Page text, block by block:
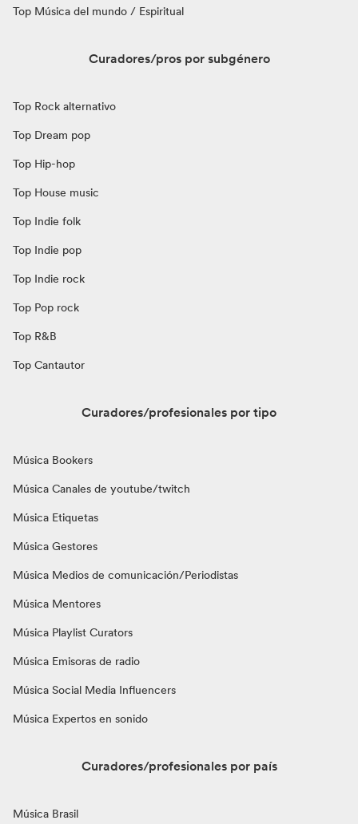
Top Música del mundo / Espiritual
Curadores/pros por subgénero
Top Rock alternativo
Top Dream pop
Top Hip-hop
Top House music
Top Indie folk
Top Indie pop
Top Indie rock
Top Pop rock
Top R&B
Top Cantautor
Curadores/profesionales por tipo
Música Bookers
Música Canales de youtube/twitch
Música Etiquetas
Música Gestores
Música Medios de comunicación/Periodistas
Música Mentores
Música Playlist Curators
Música Emisoras de radio
Música Social Media Influencers
Música Expertos en sonido
Curadores/profesionales por país
Música Brasil